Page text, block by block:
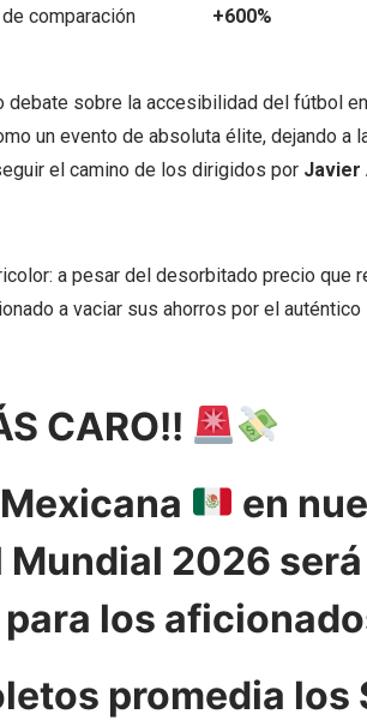
comparación +600%
sobre la accesibilidad del fútbol
un evento de absoluta élite, dejando a
el camino de los dirigidos por Javier
a pesar del desorbitado precio que
a vaciar sus ahorros por el auténtico
CARO!!
en
2026
para los
promedia los